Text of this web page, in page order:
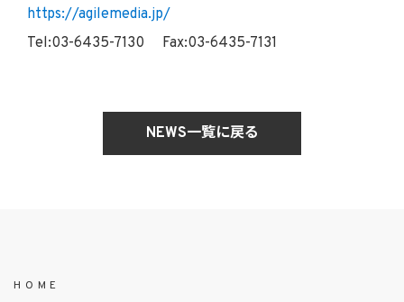
https://agilemedia.jp/
Tel:03-6435-7130 Fax:03-6435-7131
NEWS一覧に戻る
HOME